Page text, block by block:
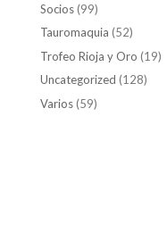
Socios(99)
Tauromaquia (52)
Trofeo Rioja y Oro (19)
Uncategorized (128)
Varios(59)